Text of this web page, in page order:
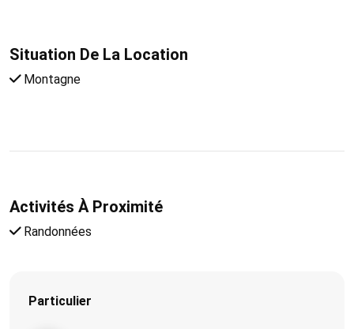
Situation De La Location
Montagne
Activités À Proximité
Randonnées
Particulier